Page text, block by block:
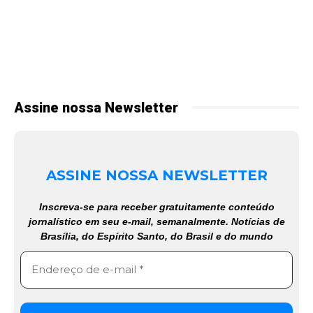
Assine nossa Newsletter
ASSINE NOSSA NEWSLETTER
Inscreva-se para receber gratuitamente conteúdo
jornalístico em seu e-mail, semanalmente. Notícias de
Brasília, do Espírito Santo, do Brasil e do mundo